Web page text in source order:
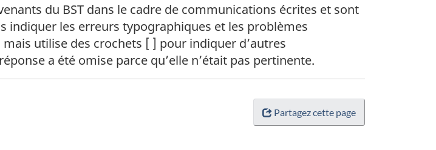
du BST dans le cadre de communications écrites et sont
indiquer les erreurs typographiques et les problèmes
utilise des crochets [ ] pour indiquer d’autres
a été omise parce qu’elle n’était pas pertinente.
Partagez cette page